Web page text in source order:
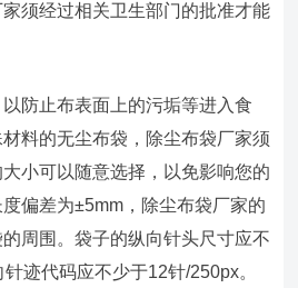
须经过相关卫生部门的批准才能
防止布表面上的污垢等进入食
料的无尘布袋，除尘布袋厂家须
小可以随意选择，以免影响您的
偏差为±5mm，除尘布袋厂家的
周围。袋子的纵向针头尺寸应不
迹代码应不少于12针/250px。